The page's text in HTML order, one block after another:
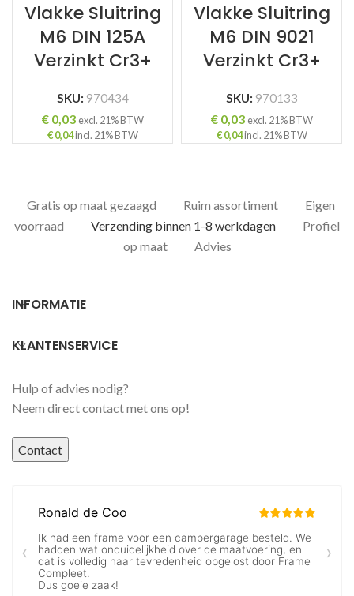
Vlakke Sluitring
M6 DIN 125A
Verzinkt Cr3+
SKU: 970434
€0,03 excl. 21% BTW
€0,04incl. 21% BTW
Vlakke Sluitring
M6 DIN 9021
Verzinkt Cr3+
SKU: 970133
€0,03 excl. 21% BTW
€0,04incl. 21% BTW
Gratis op maat gezaagd Ruim assortiment
Eigen
voorraad
Verzending binnen 1-8 werkdagen
Profiel
op maat
Advies
INFORMATIE
KLANTENSERVICE
Hulp of advies nodig?
Neem direct contact met ons op!
Contact